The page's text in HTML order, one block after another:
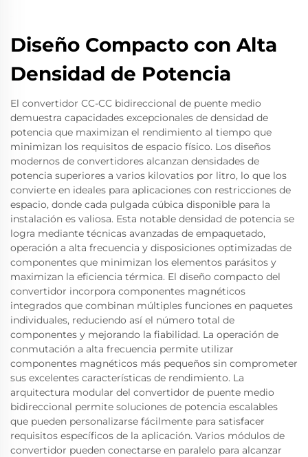
Diseño Compacto con Alta
Densidad de Potencia
El convertidor CC-CC bidireccional de puente medio
demuestra capacidades excepcionales de densidad de
potencia que maximizan el rendimiento al tiempo que
minimizan los requisitos de espacio físico. Los diseños
modernos de convertidores alcanzan densidades de
potencia superiores a varios kilovatios por litro, lo que los
convierte en ideales para aplicaciones con restricciones de
espacio, donde cada pulgada cúbica disponible para la
instalación es valiosa. Esta notable densidad de potencia se
logra mediante técnicas avanzadas de empaquetado,
operación a alta frecuencia y disposiciones optimizadas de
componentes que minimizan los elementos parásitos y
maximizan la eficiencia térmica. El diseño compacto del
convertidor incorpora componentes magnéticos
integrados que combinan múltiples funciones en paquetes
individuales, reduciendo así el número total de
componentes y mejorando la fiabilidad. La operación de
conmutación a alta frecuencia permite utilizar
componentes magnéticos más pequeños sin comprometer
sus excelentes características de rendimiento. La
arquitectura modular del convertidor de puente medio
bidireccional permite soluciones de potencia escalables
que pueden personalizarse fácilmente para satisfacer
requisitos específicos de la aplicación. Varios módulos de
convertidor pueden conectarse en paralelo para alcanzar